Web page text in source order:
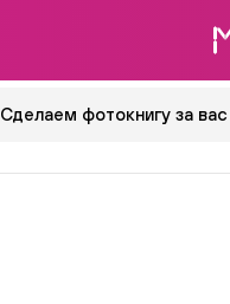
Сделаем фотокнигу за вас